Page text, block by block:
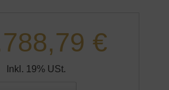
€
Inkl. 19% USt.